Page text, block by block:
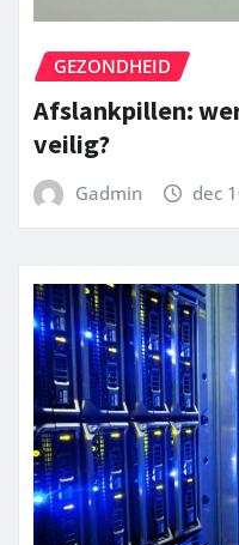
GEZONDHEID
Afslankpillen:
veilig?
Gadmin dec